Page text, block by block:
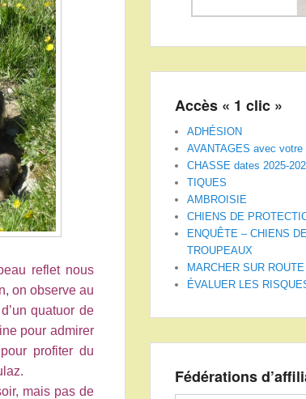
reflet nous
on observe au
quatuor de
pour admirer
profiter du
mais pas de
Accès « 1 clic »
ADHÉSION
AVANTAGES avec votre
CHASSE dates 2025-
TIQUES
AMBROISIE
CHIENS DE
ENQUÊTE – CHIENS
TROUPEAUX
MARCHER SUR ROUTE
ÉVALUER LES
Fédérations